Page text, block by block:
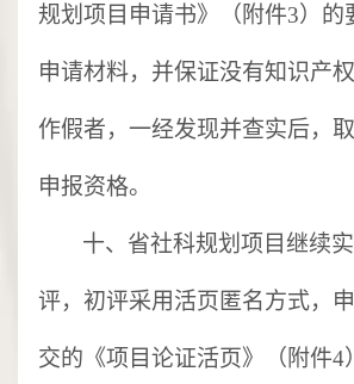
规划项目申请书》（附件3）的
申请材料，并保证没有知识产
作假者，一经发现并查实后，
申报资格。
十、省社科规划项目继续
评，初评采用活页匿名方式，
交的《项目论证活页》（附件4